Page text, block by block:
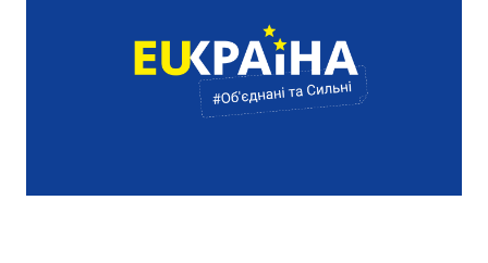
Бюджет
Публічна інформація
Документи